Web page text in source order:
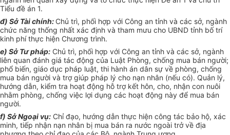
Tiểu đề án 1.
đ) Sở Tài chính: Chủ trì, phối hợp với Công an tỉnh và các sở, ngành
chức năng thống nhất xác định và tham mưu cho UBND tỉnh bốtrí
kinh phí thực hiện Chương trình.
e) Sở Tư pháp: Chủ trì, phối hợp với Công an tỉnh và các sở, ngành
liên quan đánh giá tác động của Luật Phòng, chống mua bán người;
phổ biến, giáo dục pháp luật, thi hành án dân sự về phòng, chống
mua bán người và trợ giúp pháp lý cho nạn nhân (nếu có). Quản lý,
hướng dẫn, kiểm tra hoạt động hỗ trợ kết hôn, cho, nhận con nuôi
nhằm phòng, chống việc lợi dụng các hoạt động này để mua bán
người.
f) Sở Ngoại vụ: Chỉ đạo, hướng dẫn thực hiện công tác bảo hộ, xác
minh, tiếp nhận nạn nhân bị mua bán ra nước ngoài trở về địa